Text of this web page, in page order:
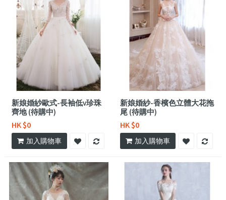
新娘婚紗歐式-長袖低v珍珠
齊地 (待購中)
HK $0
加入購物車
新娘婚紗-香檳色立體大花拖
尾 (待購中)
HK $0
加入購物車